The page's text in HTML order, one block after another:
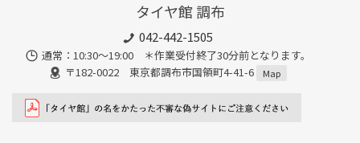
タイヤ館 調布
042-442-1505
通常：10:30～19:00 ＊作業受付終了30分前となります。
〒182-0022 東京都調布市国領町4-41-6
Map